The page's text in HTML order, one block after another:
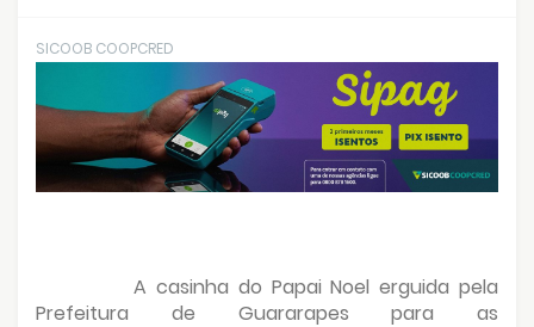
SICOOB COOPCRED
A casinha do Papai Noel erguida pela
Prefeitura de Guararapes para as